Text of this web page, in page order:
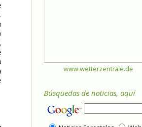
www.wetterzentrale.de
Búsquedas de noticias, aquí